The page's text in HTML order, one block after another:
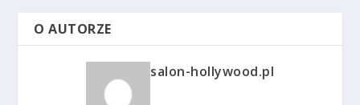
O AUTORZE
salon-hollywood.pl